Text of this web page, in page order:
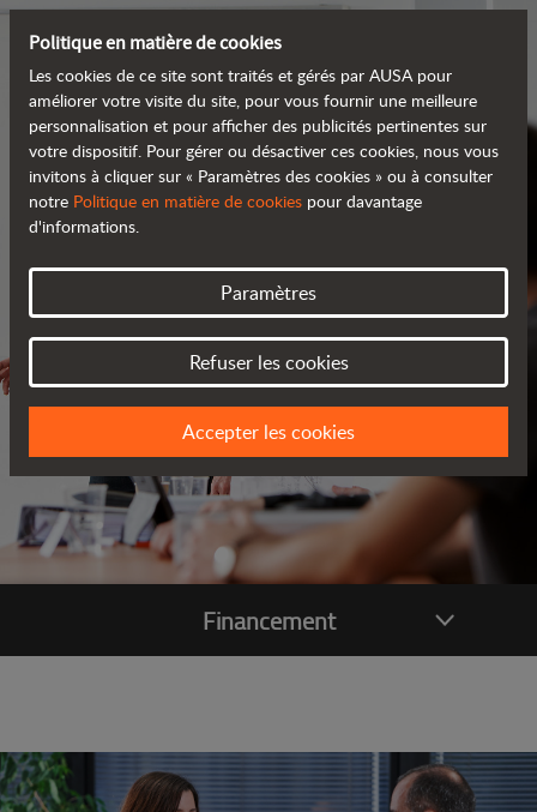
SERVICES
TOUJOURS PRÈS DE VOUS
Financement
Politique en matière de cookies
Les cookies de ce site sont traités et gérés par AUSA pour
améliorer votre visite du site, pour vous fournir une meilleure
personnalisation et pour afficher des publicités pertinentes sur
votre dispositif. Pour gérer ou désactiver ces cookies, nous vous
invitons à cliquer sur « Paramètres des cookies » ou à consulter
notre Politique en matière de cookies pour davantage
d'informations.
Paramètres
Refuser les cookies
Accepter les cookies